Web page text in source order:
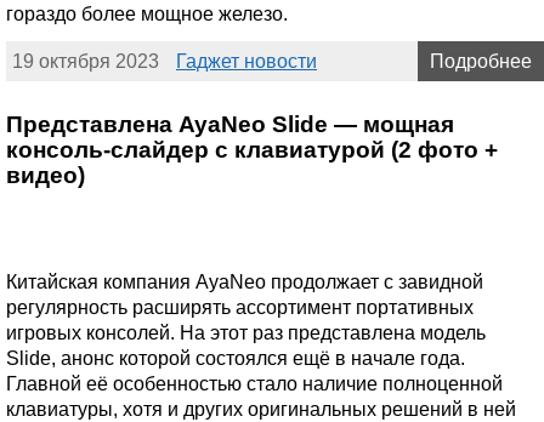
гораздо более мощное железо.
19 октября 2023 Гаджет новости Подробнее
Представлена AyaNeo Slide — мощная
консоль-слайдер с клавиатурой (2 фото +
видео)
Китайская компания AyaNeo продолжает с завидной
регулярность расширять ассортимент портативных
игровых консолей. На этот раз представлена модель
Slide, анонс которой состоялся ещё в начале года.
Главной её особенностью стало наличие полноценной
клавиатуры, хотя и других оригинальных решений в ней